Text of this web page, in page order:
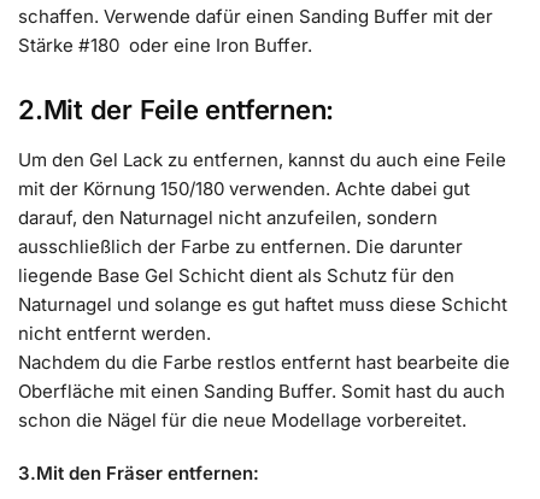
schaffen. Verwende dafür einen Sanding Buffer mit der
Stärke #180 oder eine Iron Buffer.
2.Mit der Feile entfernen:
Um den Gel Lack zu entfernen, kannst du auch eine Feile
mit der Körnung 150/180 verwenden. Achte dabei gut
darauf, den Naturnagel nicht anzufeilen, sondern
ausschließlich der Farbe zu entfernen. Die darunter
liegende Base Gel Schicht dient als Schutz für den
Naturnagel und solange es gut haftet muss diese Schicht
nicht entfernt werden.
Nachdem du die Farbe restlos entfernt hast bearbeite die
Oberfläche mit einen Sanding Buffer. Somit hast du auch
schon die Nägel für die neue Modellage vorbereitet.
3.Mit den Fräser entfernen: